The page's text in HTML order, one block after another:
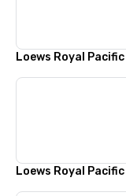
Loews Royal
Loews Royal